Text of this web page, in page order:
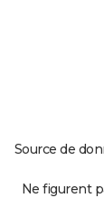
Source de
Ne figurent